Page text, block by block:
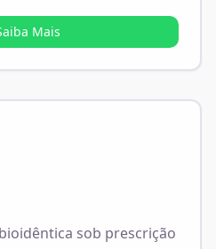
Mais
sob prescrição